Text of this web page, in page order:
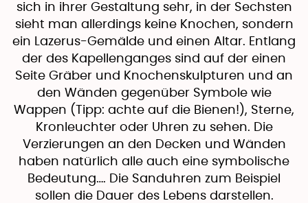
sich in ihrer Gestaltung sehr, in der Sechsten
sieht man allerdings keine Knochen, sondern
ein Lazerus-Gemälde und einen Altar. Entlang
der des Kapellenganges sind auf der einen
Seite Gräber und Knochenskulpturen und an
den Wänden gegenüber Symbole wie
Wappen (Tipp: achte auf die Bienen!), Sterne,
Kronleuchter oder Uhren zu sehen. Die
Verzierungen an den Decken und Wänden
haben natürlich alle auch eine symbolische
Bedeutung…. Die Sanduhren zum Beispiel
sollen die Dauer des Lebens darstellen.